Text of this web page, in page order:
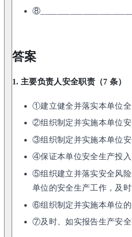
答案
1. 主要负责人安全职责（7 条）
①建立健全并落实本单位
②组织制定并实施本单位
③组织制定并实施本单位安
④保证本单位安全生产投入
⑤组织建立并落实安全风
单位的安全生产工作，及
⑥组织制定并实施本单位
⑦及时、如实报告生产安全